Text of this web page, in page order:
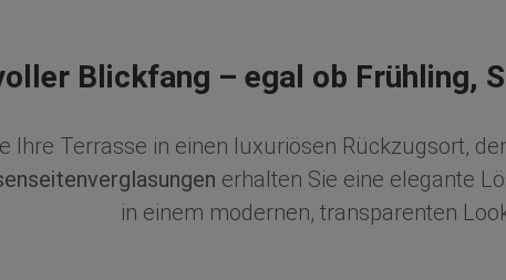
Blickfang – egal ob Frühling,
Ihre Terrasse in einen luxuriösen Rückzugsort,
erhalten Sie eine elegante
in einem modernen, transparenten